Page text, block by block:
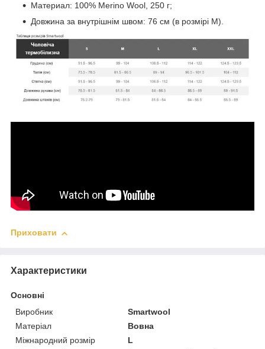
Материал: 100% Merino Wool, 250 г;
Довжина за внутрішнім швом: 76 см (в розмірі M).
Приховати
Характеристики
Основні
Виробник
Smartwool
Матеріал
Вовна
Міжнародний розмір
L